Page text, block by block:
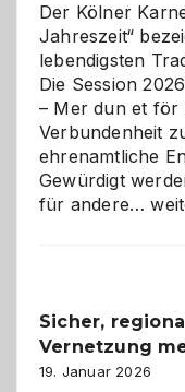
Der Kölner
Jahreszeit“
lebendigsten
Die Session
– Mer dun et för
Verbundenheit
ehrenamtliche
Gewürdigt
für andere…
ein
Sicher,
Vernetzung
19. Januar 2026